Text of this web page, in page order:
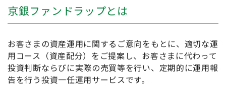
京銀ファンドラップとは
お客さまの資産運用に関するご意向をもとに、適切な運
用コース（資産配分）をご提案し、お客さまに代わって
投資判断ならびに実際の売買等を行い、定期的に運用報
告を行う投資一任運用サービスです。